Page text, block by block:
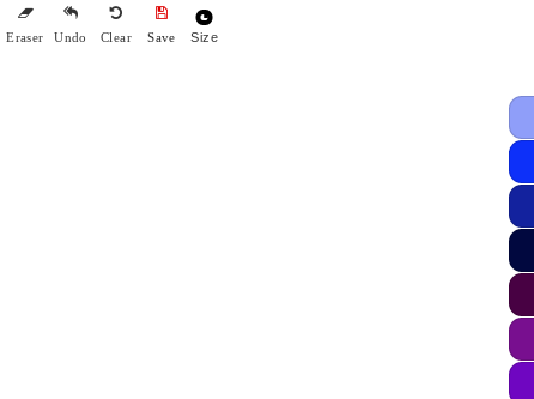
Eraser Undo Clear Save Size